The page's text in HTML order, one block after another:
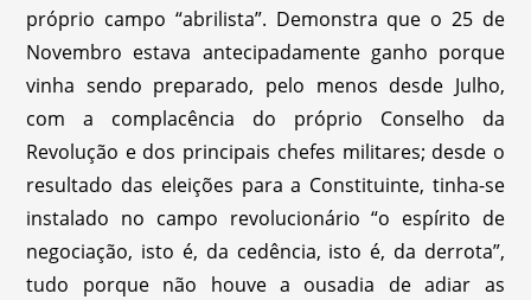
próprio campo “abrilista”. Demonstra que o 25 de
Novembro estava antecipadamente ganho porque
vinha sendo preparado, pelo menos desde Julho,
com a complacência do próprio Conselho da
Revolução e dos principais chefes militares; desde o
resultado das eleições para a Constituinte, tinha-se
instalado no campo revolucionário “o espírito de
negociação, isto é, da cedência, isto é, da derrota”,
tudo porque não houve a ousadia de adiar as